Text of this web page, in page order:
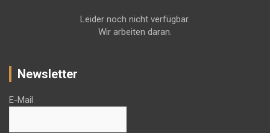
Leider noch nicht verfügbar.
Wir arbeiten daran.
Newsletter
E-Mail